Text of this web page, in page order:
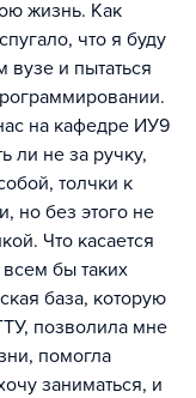
жизнь. Как
что я буду
вузе и пытаться
на кафедре ИУ9
ли не за ручку,
толчки к
но без этого не
Что касается
бы таких
база, которую
позволила мне
помогла
заниматься, и